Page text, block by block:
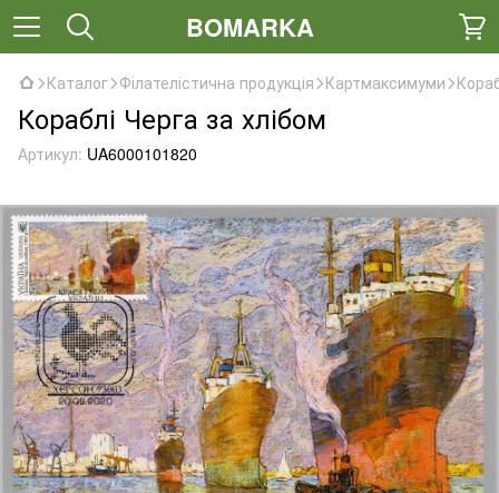
BOMARKA
Каталог Філателістична продукція Картмаксимуми
Кораблі Черга за хлібом
Артикул: UA6000101820